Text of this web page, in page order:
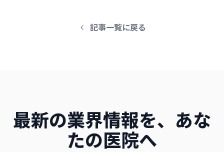
記事一覧に戻る
最新の業界情報を、あな
たの医院へ